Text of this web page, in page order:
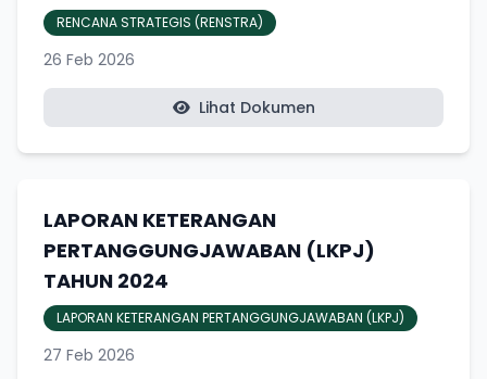
RENCANA STRATEGIS (RENSTRA)
26 Feb 2026
Lihat Dokumen
LAPORAN KETERANGAN
PERTANGGUNGJAWABAN (LKPJ)
TAHUN 2024
LAPORAN KETERANGAN PERTANGGUNGJAWABAN (LKPJ)
27 Feb 2026